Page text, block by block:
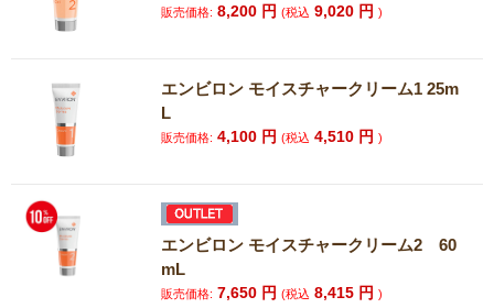
販売価格: 8,200 円(税込 9,020 円)
エンビロン モイスチャークリーム1 25m
L
販売価格: 4,100 円(税込 4,510 円)
エンビロン モイスチャークリーム2 60
mL
販売価格: 7,650 円(税込 8,415 円)